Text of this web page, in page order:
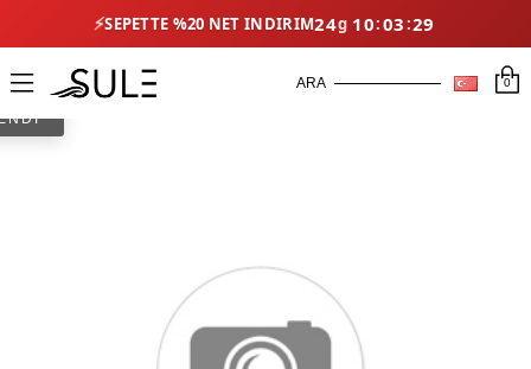
⚡SEPETTE %20 NET İNDIRIM24 10 03 28
0